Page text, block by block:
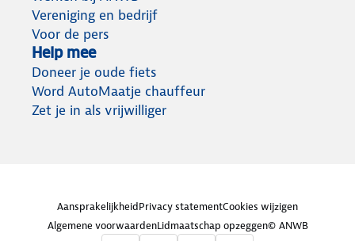
Vereniging en bedrijf
Voor de pers
Help mee
Doneer je oude fiets
Word AutoMaatje chauffeur
Zet je in als vrijwilliger
AansprakelijkheidPrivacy statementCookies wijzigen
Algemene voorwaardenLidmaatschap opzeggen© ANWB